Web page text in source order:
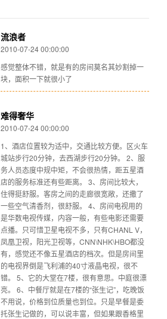
流浪者
2010-07-24 00:00:00
感觉整体不错，就是有的房间莫名其妙割掉一
块，面积一下就很小了
难得奢华
2010-07-24 00:00:00
1、酒店位置较为适中，交通比较方便。区火车
城站步行20分钟，去西湖步行20分钟。 2、服
务人员态度中规中矩，不会很热情，距五星酒
店的服务标准还有些距离。 3、房间比较大，
住得挺舒服。客房之间的走廊很宽敞，还撒了
一些空气清香剂，很舒服。 4、房间电视用的
是华数电视传媒，内容一般，有些电影还需要
点播。只可惜卫星电视不多，只有CHANL V，
凤凰卫视，阳光卫视等，CNN\NHK\HBO都没
有，感觉还不像五星酒店的档次。但是房间里
的电视界倒是飞利浦的40寸液晶电视，很不
错。 5、它的大堂在7楼，很有意思。中庭很漂
亮。 6、中餐厅就是在7楼的“张生记”，吃晚饭
不用说，价格到位质量也到位。只是早餐是委
托张生记做的，可以说丰富，但如果跟香格里